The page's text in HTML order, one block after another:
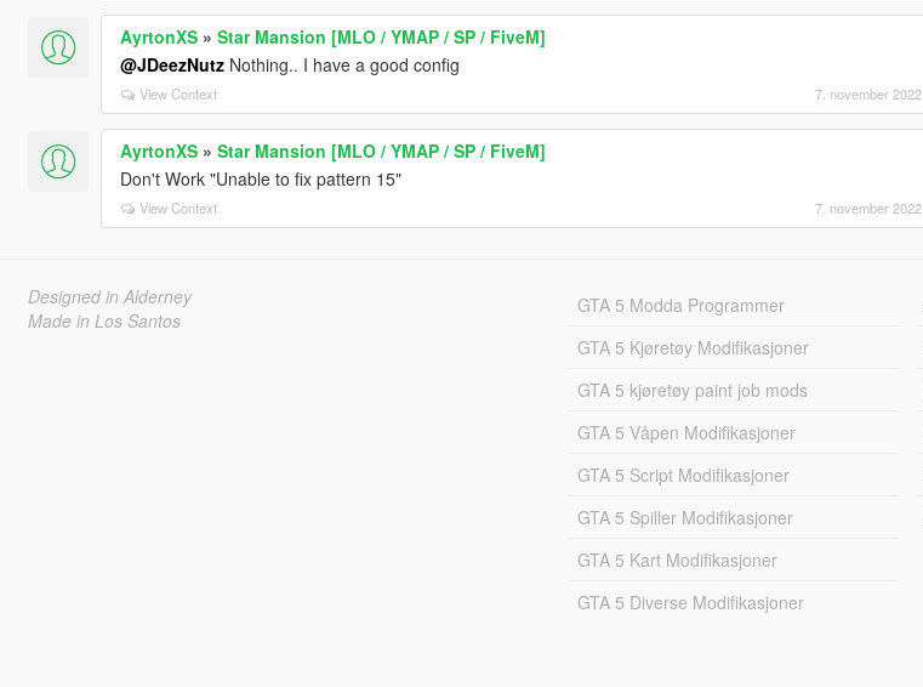
AyrtonXS» Star Mansion [MLO / YMAP / SP / FiveM]
@JDeezNutzNothing.. I have a good config
View Context 7. november 2022
AyrtonXS» Star Mansion [MLO / YMAP / SP / FiveM]
Don't Work "Unable to fix pattern 15"
View Context 7. november 2022
Designed in Alderney
Made in Los Santos
GTA 5 Modda Programmer
GTA 5 Kjøretøy Modifikasjoner
GTA 5 kjøretøy paint job mods
GTA 5 Våpen Modifikasjoner
GTA 5 Script Modifikasjoner
GTA 5 Spiller Modifikasjoner
GTA 5 Kart Modifikasjoner
GTA 5 Diverse Modifikasjoner